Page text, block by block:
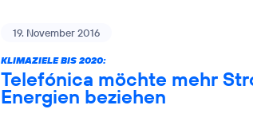
19. November 2016
KLIMAZIELE BIS 2020:
Telefónica möchte mehr
Energien beziehen